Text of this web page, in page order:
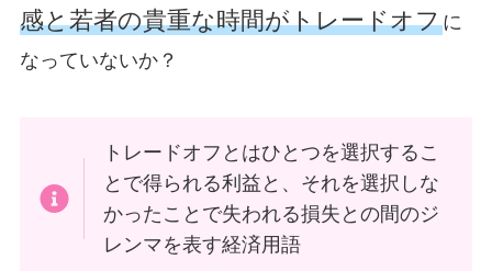
感と若者の貴重な時間がトレードオフに
なっていないか？
トレードオフとはひとつを選択するこ
とで得られる利益と、それを選択しな
かったことで失われる損失との間のジ
レンマを表す経済用語